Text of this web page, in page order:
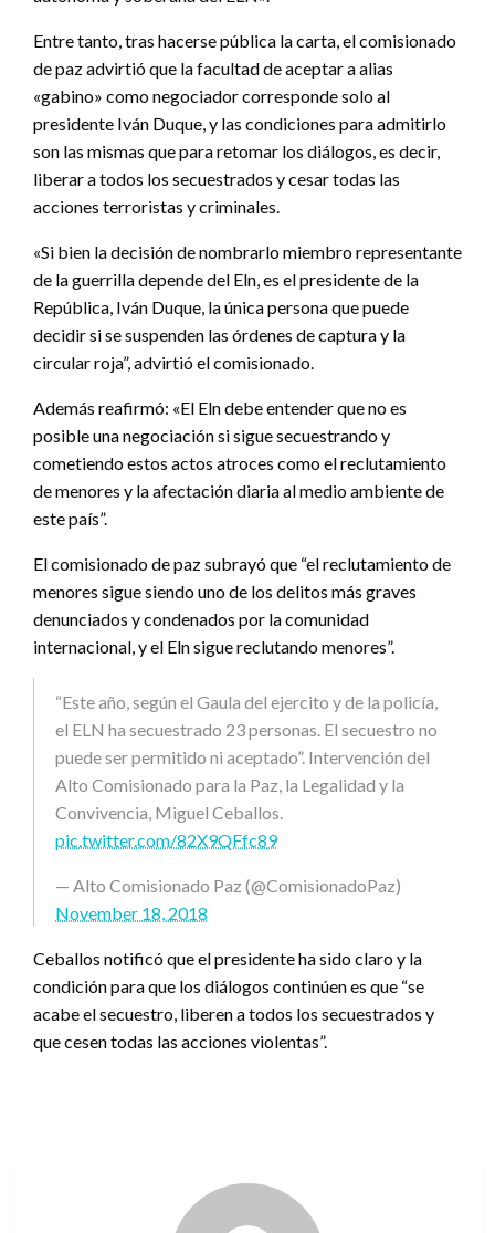
Entre tanto, tras hacerse pública la carta, el comisionado
de paz advirtió que la facultad de aceptar a alias
«gabino» como negociador corresponde solo al
presidente Iván Duque, y las condiciones para admitirlo
son las mismas que para retomar los diálogos, es decir,
liberar a todos los secuestrados y cesar todas las
acciones terroristas y criminales.
«Si bien la decisión de nombrarlo miembro representante
de la guerrilla depende del Eln, es el presidente de la
República, Iván Duque, la única persona que puede
decidir si se suspenden las órdenes de captura y la
circular roja”, advirtió el comisionado.
Además reafirmó: «El Eln debe entender que no es
posible una negociación si sigue secuestrando y
cometiendo estos actos atroces como el reclutamiento
de menores y la afectación diaria al medio ambiente de
este país”.
El comisionado de paz subrayó que “el reclutamiento de
menores sigue siendo uno de los delitos más graves
denunciados y condenados por la comunidad
internacional, y el Eln sigue reclutando menores”.
“Este año, según el Gaula del ejercito y de la policía,
el ELN ha secuestrado 23 personas. El secuestro no
puede ser permitido ni aceptado”. Intervención del
Alto Comisionado para la Paz, la Legalidad y la
Convivencia, Miguel Ceballos.
pic.twitter.com/82X9QFfc89
— Alto Comisionado Paz (@ComisionadoPaz)
November 18, 2018
Ceballos notificó que el presidente ha sido claro y la
condición para que los diálogos continúen es que “se
acabe el secuestro, liberen a todos los secuestrados y
que cesen todas las acciones violentas”.